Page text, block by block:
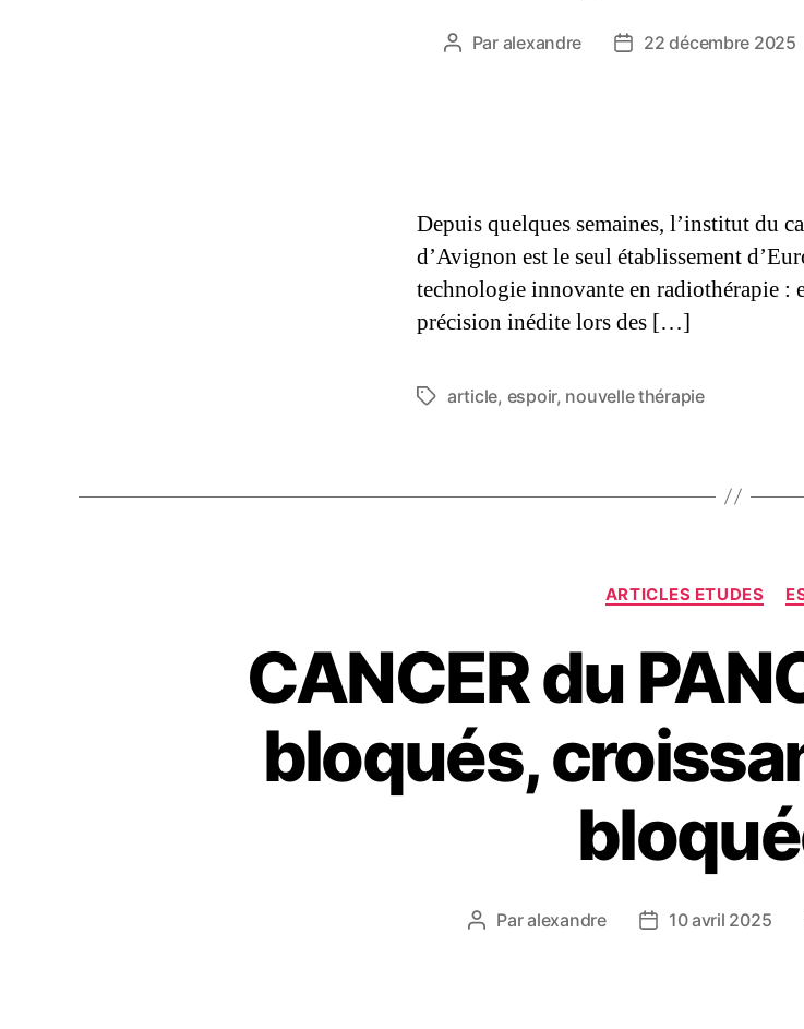
Par alexandre 22 décembre 2025
Depuis quelques semaines, l’institut du
d’Avignon est le seul établissement
technologie innovante en radiothérapie :
précision inédite lors des […]
article, espoir, nouvelle thérapie
ARTICLES ETUDES
CANCER du
bloqués,
Paralexandre 10 avril 2025